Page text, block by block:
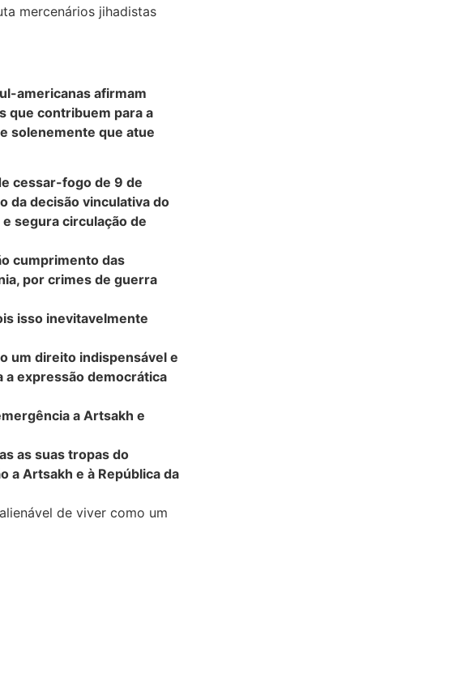
mercenários jihadistas
americanas afirmam
que contribuem para a
solenemente que atue
cessar-fogo de 9 de
da decisão vinculativa do
segura circulação de
cumprimento das
por crimes de guerra
isso inevitavelmente
um direito indispensável e
a expressão democrática
a Artsakh e
as suas tropas do
a Artsakh e à República da
de viver como um